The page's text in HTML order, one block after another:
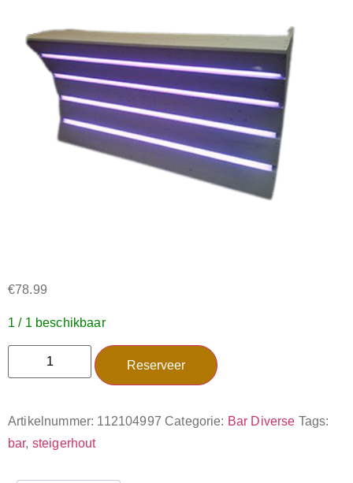
€78.99
1 / 1 beschikbaar
Reserveer
Artikelnummer: 112104997 Categorie: Bar Diverse Tags:
bar, steigerhout